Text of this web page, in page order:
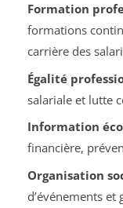
Formation
formations
carrière des
Égalité
salariale et lutte
Information
financière,
Organisation
d’événements et